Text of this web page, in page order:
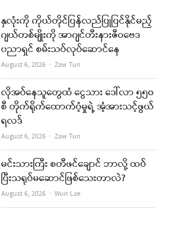
t
u
b
e
i
l
နှလုံးကို ကိုယ်တိုင်ပြန်လည်ပြုပြင်နိုင်မည့်
ဂျယ်တစ်မျိုးကို အာဂျင်တီးနားဇီဝဗေဒ
ပညာရှင် စမ်းသပ်လုပ်ဆောင်နေ
August 6, 2026 Author
Zaw Tun
လိုအပ်နေသူတွေထံ ငွေသား ဒေါ်လာ ၅၅၀
စီ တိုက်ရိုက်ထောက်ပံ့မှုရဲ့ အံ့အားသင့်ဖွယ်
ရလဒ်
August 6, 2026 Author
Zaw Tun
မင်းသားကြီး စတီဖင်ချောင် ဘာလို့ ထပ်
ပြီးသရုပ်မဆောင်ဖြစ်သေးတာလဲ?
August 6, 2026 Author
Wun Lae